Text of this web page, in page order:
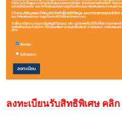
ลงทะเบียนรับสิทธิพิเศษ คลิก